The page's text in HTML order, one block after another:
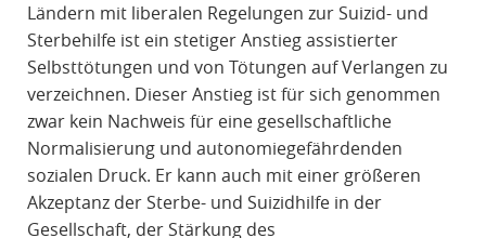
Ländern mit liberalen Regelungen zur Suizid- und
Sterbehilfe ist ein stetiger Anstieg assistierter
Selbsttötungen und von Tötungen auf Verlangen zu
verzeichnen. Dieser Anstieg ist für sich genommen
zwar kein Nachweis für eine gesellschaftliche
Normalisierung und autonomiegefährdenden
sozialen Druck. Er kann auch mit einer größeren
Akzeptanz der Sterbe- und Suizidhilfe in der
Gesellschaft, der Stärkung des